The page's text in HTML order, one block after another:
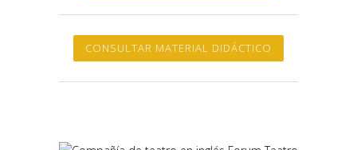
CONSULTAR MATERIAL DIDÁCTICO